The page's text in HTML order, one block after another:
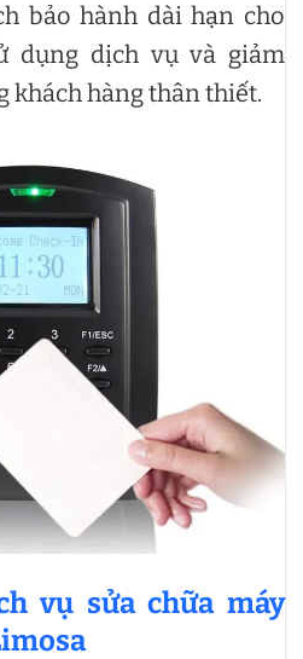
bảo hành dài hạn cho
dụng dịch vụ và giảm
khách hàng thân thiết.
vụ sửa chữa máy